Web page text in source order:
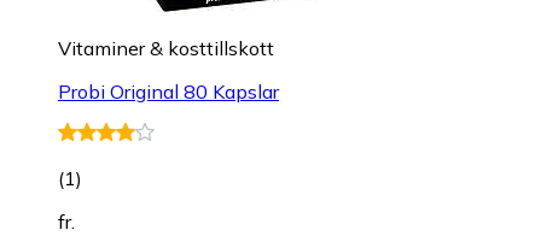
Vitaminer & kosttillskott
Probi Original 80 Kapslar
(1)
fr.